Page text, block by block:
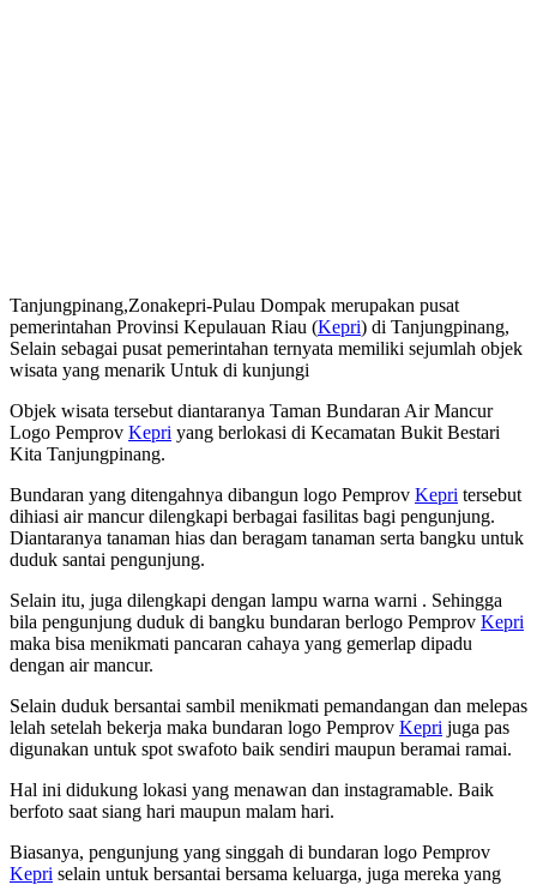
Tanjungpinang,Zonakepri-Pulau Dompak merupakan pusat
pemerintahan Provinsi Kepulauan Riau (Kepri) di Tanjungpinang,
Selain sebagai pusat pemerintahan ternyata memiliki sejumlah objek
wisata yang menarik Untuk di kunjungi
Objek wisata tersebut diantaranya Taman Bundaran Air Mancur
Logo Pemprov Kepri yang berlokasi di Kecamatan Bukit Bestari
Kita Tanjungpinang.
Bundaran yang ditengahnya dibangun logo Pemprov Kepri tersebut
dihiasi air mancur dilengkapi berbagai fasilitas bagi pengunjung.
Diantaranya tanaman hias dan beragam tanaman serta bangku untuk
duduk santai pengunjung.
Selain itu, juga dilengkapi dengan lampu warna warni . Sehingga
bila pengunjung duduk di bangku bundaran berlogo Pemprov Kepri
maka bisa menikmati pancaran cahaya yang gemerlap dipadu
dengan air mancur.
Selain duduk bersantai sambil menikmati pemandangan dan melepas
lelah setelah bekerja maka bundaran logo Pemprov Kepri juga pas
digunakan untuk spot swafoto baik sendiri maupun beramai ramai.
Hal ini didukung lokasi yang menawan dan instagramable. Baik
berfoto saat siang hari maupun malam hari.
Biasanya, pengunjung yang singgah di bundaran logo Pemprov
Kepri selain untuk bersantai bersama keluarga, juga mereka yang